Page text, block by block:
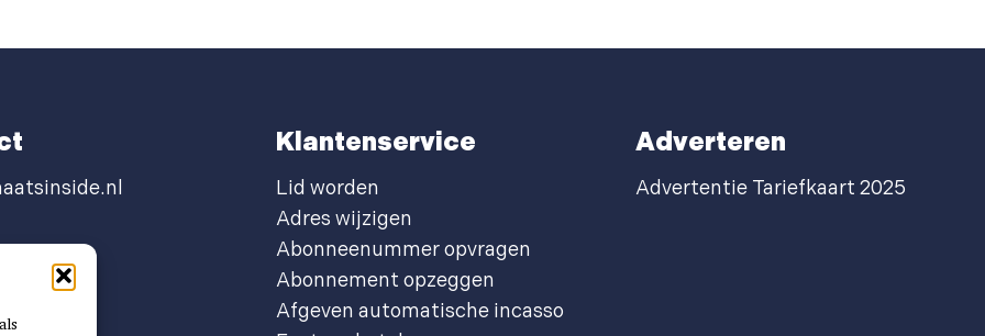
Klantenservice
Lid worden
Adres wijzigen
Abonneenummer opvragen
Abonnement opzeggen
Afgeven automatische incasso
Adverteren
Advertentie Tariefkaart 2025